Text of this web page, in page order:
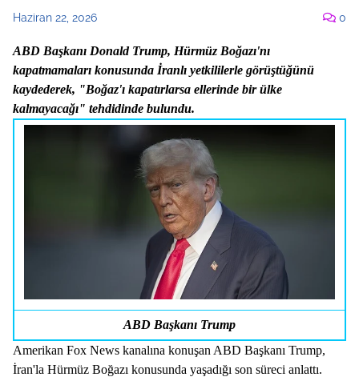
Haziran 22, 2026 0
ABD Başkanı Donald Trump, Hürmüz Boğazı'nı
kapatmamaları konusunda İranlı yetkililerle görüştüğünü
kaydederek, "Boğaz'ı kapatırlarsa ellerinde bir ülke
kalmayacağı" tehdidinde bulundu.
ABD Başkanı Trump
Amerikan Fox News kanalına konuşan ABD Başkanı Trump,
İran'la Hürmüz Boğazı konusunda yaşadığı son süreci anlattı.